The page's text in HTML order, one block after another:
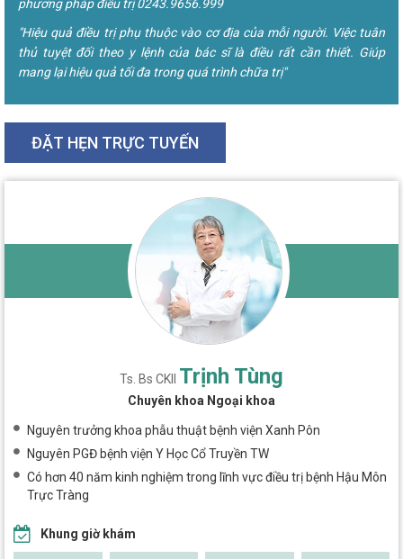
phương pháp điều trị 0243.9656.999
"Hiệu quả điều trị phụ thuộc vào cơ địa của mỗi người. Việc tuân
thủ tuyệt đối theo y lệnh của bác sĩ là điều rất cần thiết. Giúp
mang lại hiệu quả tối đa trong quá trình chữa trị"
ĐẶT HẸN TRỰC TUYẾN
Ts. Bs CKII Trịnh Tùng
Chuyên khoa Ngoại khoa
Nguyên trưởng khoa phẫu thuật bệnh viện Xanh Pôn
Nguyên PGĐ bệnh viện Y Học Cổ Truyền TW
Có hơn 40 năm kinh nghiệm trong lĩnh vực điều trị bệnh Hậu Môn
Trực Tràng
Khung giờ khám